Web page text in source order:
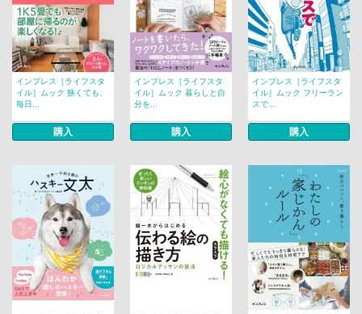
インプレス［ライフスタ
イル］ムック 狭くても、
毎日...
購入
インプレス［ライフスタ
イル］ムック 暮らしと自
分を...
購入
インプレス［ライフスタ
イル］ムック フリーラン
スで...
購入